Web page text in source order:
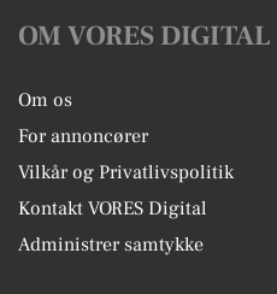
OM VORES DIGITAL
Om os
For annoncører
Vilkår og Privatlivspolitik
Kontakt VORES Digital
Administrer samtykke